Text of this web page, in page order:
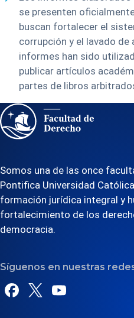
se presenten
buscan fortalecer el
corrupción y el lavado
informes han sido
publicar artículos
partes de libros
Somos una de las once
Pontifica Universidad
formación jurídica integral y
fortalecimiento de los
democracia.
Síguenos en nuestras